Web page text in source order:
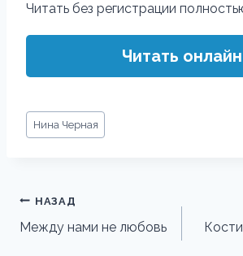
Читать без регистрации
Читать онлайн
Метки
записи:
Нина Черная
Навигация
по
НАЗАД
Между нами не любовь